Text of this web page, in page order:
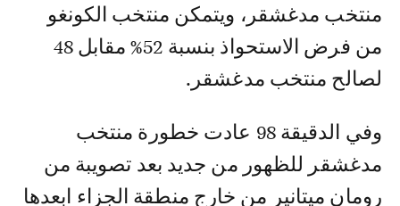
منتخب مدغشقر، ويتمكن منتخب الكونغو
من فرض الاستحواذ بنسبة 52% مقابل 48
لصالح منتخب مدغشقر.
وفي الدقيقة 98 عادت خطورة منتخب
مدغشقر للظهور من جديد بعد تصويبة من
رومان ميتانير من خارج منطقة الجزاء ابعدها